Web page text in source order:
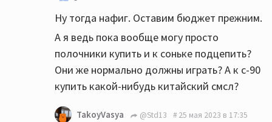
Ну тогда нафиг. Оставим бюджет прежним.
А я ведь пока вообще могу просто
полочники купить и к соньке подцепить?
Они же нормально должны играть? А к с-90
купить какой-нибудь китайский смсл?
TakoyVasya @Std13 25 мая 2023 в 17:35